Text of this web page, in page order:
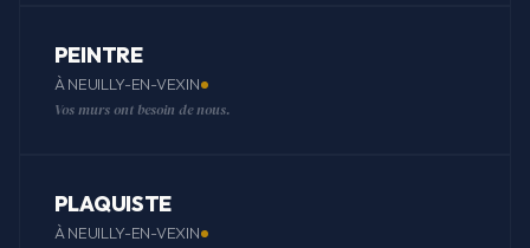
PEINTRE
À NEUILLY-EN-VEXIN
Vos murs ont besoin de nous.
PLAQUISTE
À NEUILLY-EN-VEXIN